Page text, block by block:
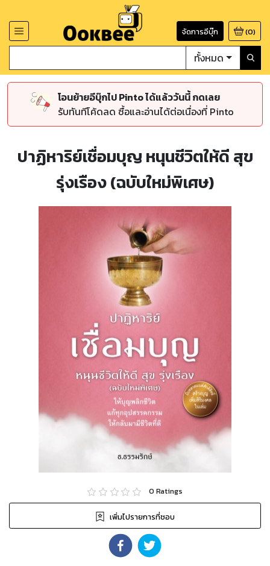
จัดการอีบุ๊ก (0)
ทั้งหมด
โอนย้ายอีบุ๊กไป Pinto ได้แล้ววันนี้ กดเลย
รับทันทีโค้ดลด ซื้อและอ่านได้ต่อเนื่องที่ Pinto
ปาฏิหาริย์เชื่อมบุญ หนุนชีวิตให้ดี สุข
รุ่งเรือง (ฉบับใหม่พิเศษ)
0 Ratings
เพิ่มไปรายการที่ชอบ